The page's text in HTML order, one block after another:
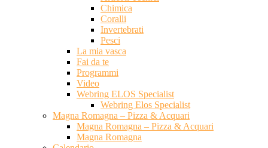
Chimica
Coralli
Invertebrati
Pesci
La mia vasca
Fai da te
Programmi
Video
Webring ELOS Specialist
Webring Elos Specialist
Magna Romagna – Pizza & Acquari
Magna Romagna – Pizza & Acquari
Magna Romagna